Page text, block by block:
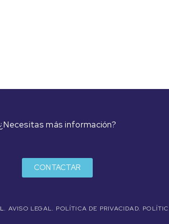
más información?
CONTACTAR
AVISO LEGAL. POLÍTICA DE PRIVACIDAD.